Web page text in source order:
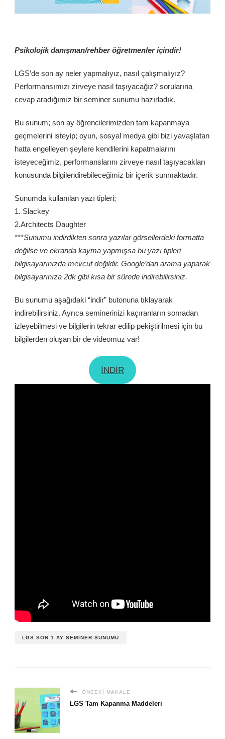
Psikolojik danışman/rehber öğretmenler içindir!
LGS’de son ay neler yapmalıyız, nasıl çalışmalıyız?
Performansımızı zirveye nasıl taşıyacağız? sorularına
cevap aradığımız bir seminer sunumu hazırladık.
Bu sunum; son ay öğrencilerimizden tam kapanmaya
geçmelerini isteyip; oyun, sosyal medya gibi bizi yavaşlatan
hatta engelleyen şeylere kendilerini kapatmalarını
isteyeceğimiz, performanslarını zirveye nasıl taşıyacakları
konusunda bilgilendirebileceğimiz bir içerik sunmaktadır.
Sunumda kullanılan yazı tipleri;
1. Slackey
2.Architects Daughter
***Sunumu indirdikten sonra yazılar görsellerdeki formatta
değilse ve ekranda kayma yapmışsa bu yazı tipleri
bilgisayarınızda mevcut değildir. Google’dan arama yaparak
bilgisayarınıza 2dk gibi kısa bir sürede indirebilirsiniz.
Bu sunumu aşağıdaki “indir” butonuna tıklayarak
indirebilirsiniz. Ayrıca seminerinizi kaçıranların sonradan
izleyebilmesi ve bilgilerin tekrar edilip pekiştirilmesi için bu
bilgilerden oluşan bir de videomuz var!
İNDİR
LGS SON 1 AY SEMINER SUNUMU
ÖNCEKI MAKALE
LGS Tam Kapanma Maddeleri